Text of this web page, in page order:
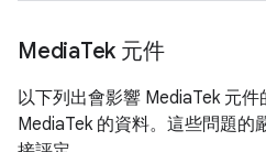
MediaTek 元件
以下列出會影響 MediaTek 元
MediaTek 的資料。這些問題的